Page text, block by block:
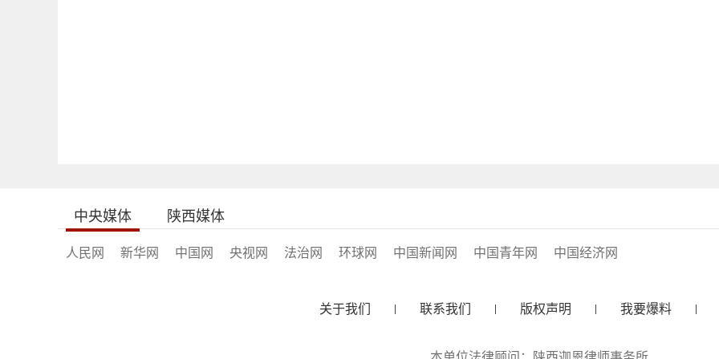
中央媒体 陕西媒体
人民网 新华网 中国网 央视网 法治网 环球网 中国新闻网 中国青年网 中国经济网
关于我们 联系我们 版权声明 我要爆料